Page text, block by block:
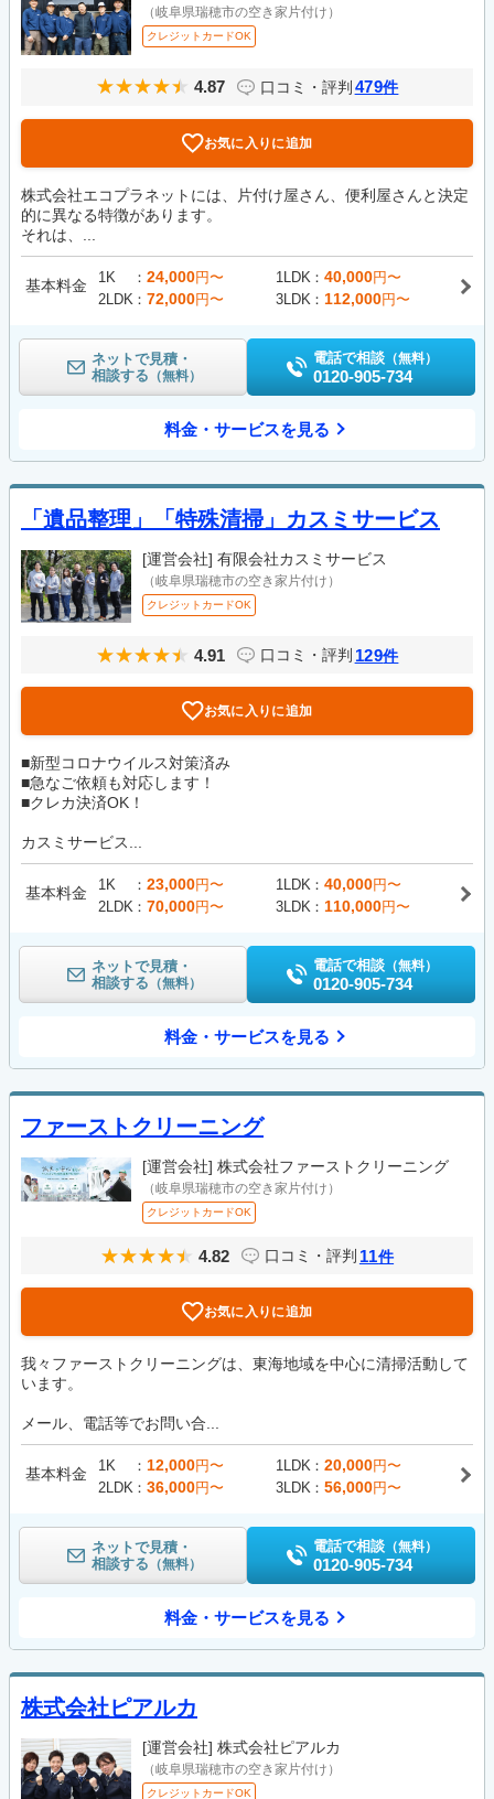
（岐阜県瑞穂市の空き家片付け）
クレジットカードOK
4.87 口コミ・評判 479件
お気に入りに追加
株式会社エコプラネットには、片付け屋さん、便利屋さんと決定
的に異なる特徴があります。
それは、...
基本料金 1K 24,000円〜 1LDK 40,000円〜
2LDK
72,000円〜 3LDK 112,000円〜
ネットで見積・
相談する （無料）
電話で相談 （無料）
0120-905-734
料金・サービスを見る
「遺品整理」「特殊清掃」カスミサービス
[運営会社] 有限会社カスミサービス
（岐阜県瑞穂市の空き家片付け）
クレジットカードOK
4.91 口コミ・評判 129件
お気に入りに追加
■新型コロナウイルス対策済み
■急なご依頼も対応します！
■クレカ決済OK！
カスミサービス...
基本料金 1K 23,000円〜 1LDK 40,000円〜
2LDK
70,000円〜 3LDK 110,000円〜
ネットで見積・
相談する （無料）
電話で相談 （無料）
0120-905-734
料金・サービスを見る
ファーストクリーニング
[運営会社] 株式会社ファーストクリーニング
（岐阜県瑞穂市の空き家片付け）
クレジットカードOK
4.82 口コミ・評判 11件
お気に入りに追加
我々ファーストクリーニングは、東海地域を中心に清掃活動して
います。
メール、電話等でお問い合...
基本料金 1K 12,000円〜 1LDK 20,000円〜
2LDK
36,000円〜 3LDK 56,000円〜
ネットで見積・
相談する （無料）
電話で相談 （無料）
0120-905-734
料金・サービスを見る
株式会社ピアルカ
[運営会社] 株式会社ピアルカ
（岐阜県瑞穂市の空き家片付け）
クレジットカードOK